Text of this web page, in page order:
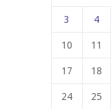
3 4
10 11
17 18
24 25